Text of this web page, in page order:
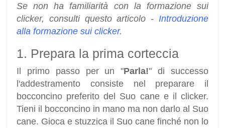
Se non ha familiarità con la formazione sui
clicker, consulti questo articolo - Introduzione
alla formazione sui clicker.
1. Prepara la prima corteccia
Il primo passo per un "Parla!" di successo
l'addestramento consiste nel preparare il
bocconcino preferito del Suo cane e il clicker.
Tieni il bocconcino in mano ma non darlo al Suo
cane. Gioca e stuzzica il Suo cane finché non lo